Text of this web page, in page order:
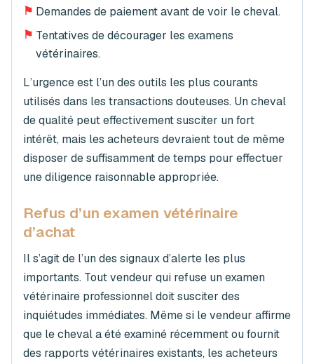
⚑ Demandes de paiement avant de voir le cheval.
⚑ Tentatives de décourager les examens
vétérinaires.
L’urgence est l’un des outils les plus courants
utilisés dans les transactions douteuses. Un cheval
de qualité peut effectivement susciter un fort
intérêt, mais les acheteurs devraient tout de même
disposer de suffisamment de temps pour effectuer
une diligence raisonnable appropriée.
Refus d’un examen vétérinaire
d’achat
Il s’agit de l’un des signaux d’alerte les plus
importants. Tout vendeur qui refuse un examen
vétérinaire professionnel doit susciter des
inquiétudes immédiates. Même si le vendeur affirme
que le cheval a été examiné récemment ou fournit
des rapports vétérinaires existants, les acheteurs